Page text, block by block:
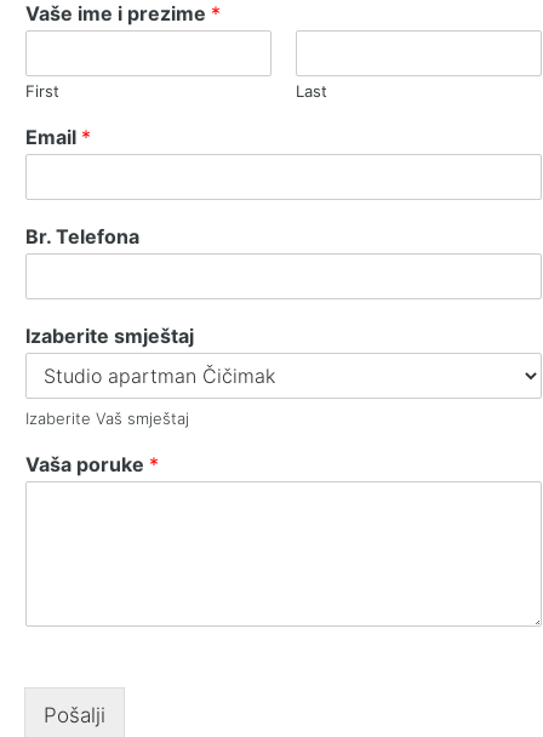
Vaše ime i prezime *
First Last
Email *
Br. Telefona
Izaberite smještaj
Izaberite Vaš smještaj
Vaša poruke *
Pošalji